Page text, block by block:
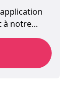
à notre
repose
en son
de